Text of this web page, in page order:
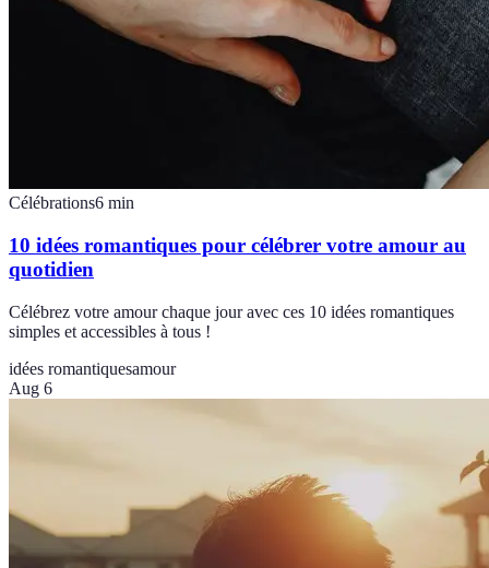
Célébrations6 min
10 idées romantiques pour célébrer votre amour au
quotidien
Célébrez votre amour chaque jour avec ces 10 idées romantiques
simples et accessibles à tous !
idées romantiquesamour
Aug 6